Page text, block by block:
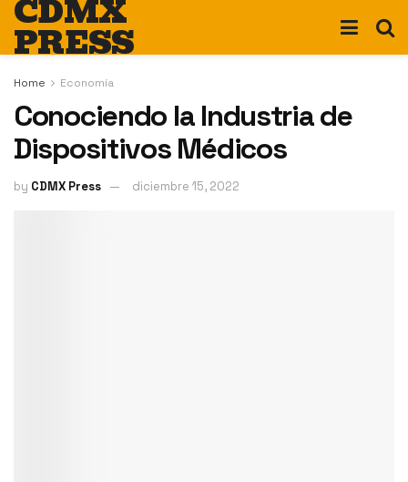
CDMX
PRESS
Home Economía
Conociendo la Industria de
Dispositivos Médicos
by CDMX Press diciembre 15, 2022